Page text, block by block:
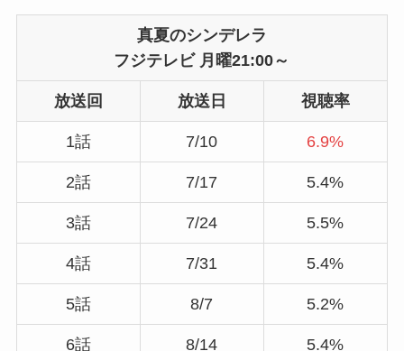
真夏のシンデレラ
フジテレビ 月曜21:00～
放送回 放送日 視聴率
1話 7/10 6.9%
2話 7/17 5.4%
3話 7/24 5.5%
4話 7/31 5.4%
5話 8/7 5.2%
6話 8/14 5.4%